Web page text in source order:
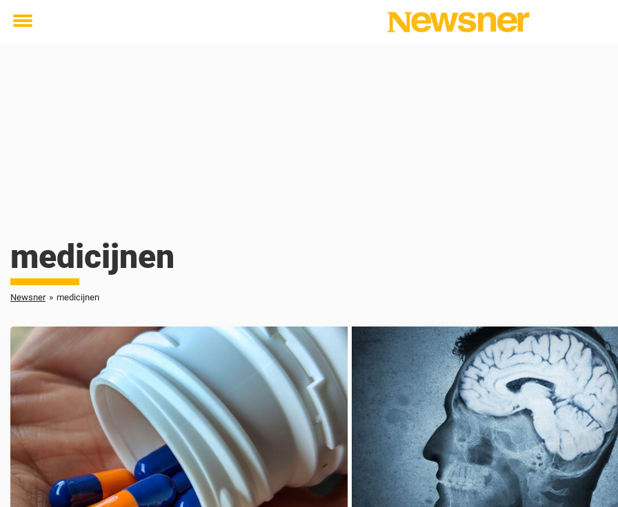
Toggle
medicijnen
Newsner » medicijnen